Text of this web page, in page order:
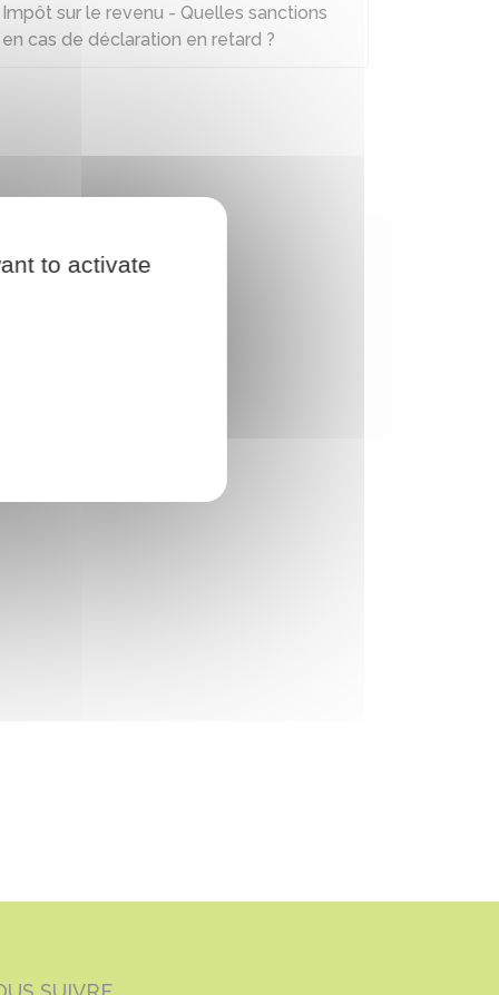
Impôt sur le revenu - Quelles sanctions
en cas de déclaration en retard ?
to activate